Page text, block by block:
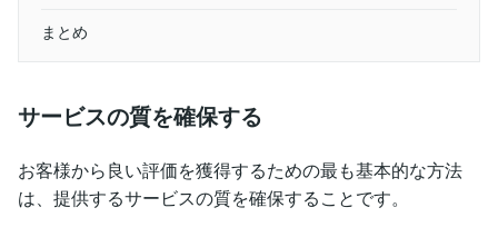
まとめ
サービスの質を確保する
お客様から良い評価を獲得するための最も基本的な方法
は、提供するサービスの質を確保することです。